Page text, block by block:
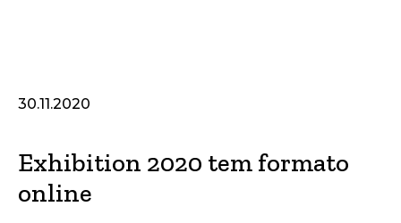
30.11.2020
Exhibition 2020 tem formato
online